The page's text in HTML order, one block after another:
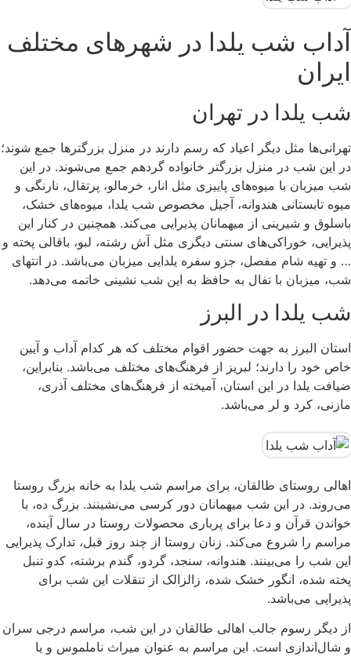
آداب شب یلدا در شهرهای مختلف
ایران
شب یلدا در تهران
تهرانی‌ها مثل دیگر اعیاد که رسم دارند در منزل بزرگترها جمع شوند؛
در این شب در منزل بزرگتر خانواده گردهم جمع می‌شوند. در این
شب میزبان با میوه‌های پاییزی مثل انار، خرمالو، پرتقال، نارنگی و
میوه تابستانی هندوانه، آجیل مخصوص شب یلدا، میوه‌های خشک،
باسلوق و شیرینی از میهمانان پذیرایی می‌کند. همچنین در کنار این
پذیرایی، خوراکی‌های سنتی دیگری مثل آش رشته، لبو، باقالی پخته و
… و تهیه شام مفصل، جزو سفره یلدایی میزبان می‌باشد. در انتهای
شب، میزبان با تفال به حافظ به این شب نشینی خاتمه می‌دهد.
شب یلدا در البرز
استان البرز به جهت حضور اقوام مختلف که هر کدام آداب و آیین
خاص خود را دارند؛ لبریز از فرهنگ‌های مختلف می‌باشد. بنابراین،
ضیافت یلدا در این استان، آمیخته از فرهنگ‌های مختلف آذری،
مازنی، کرد و لر می‌باشد.
اهالی روستای طالقان، برای مراسم شب‌ یلدا به خانه بزرگ روستا
می‌روند. در این شب میهمانان دور کرسی می‌نشینند. بزرگ ده، با
خواندن قرآن و دعا برای پرباری محصولات روستا در سال آینده،
مراسم را شروع می‌کند. زنان روستا از چند روز قبل، تدارک پذیرایی
این شب را می‌بینند. هندوانه، سنجد، گردو، گندم برشته، کدو تنبل
پخته شده، انگور خشک شده، زالزالک از تنقلات این شب برای
پذیرایی می‌باشد.
از دیگر رسوم جالب اهالی طالقان در این شب، مراسم درجی سران
و شال‌اندازی است. این مراسم به عنوان میراث ناملموس و یا